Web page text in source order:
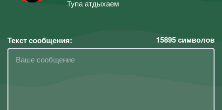
Тупа атдыхаем
Текст сообщения: 15895символов